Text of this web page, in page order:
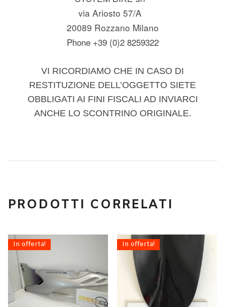
via Ariosto 57/A
20089 Rozzano Milano
Phone +39 (0)2 8259322
VI RICORDIAMO CHE IN CASO DI
RESTITUZIONE DELL’OGGETTO SIETE
OBBLIGATI AI FINI FISCALI AD INVIARCI
ANCHE LO SCONTRINO ORIGINALE.
PRODOTTI CORRELATI
In offerta! In offerta!